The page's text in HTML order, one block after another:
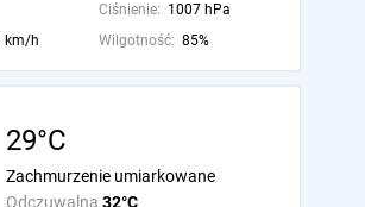
Ciśnienie: 1007 hPa
km/h Wilgotność: 85%
29°C
Odczuwalna 32°C
Zachmurzenie umiarkowane